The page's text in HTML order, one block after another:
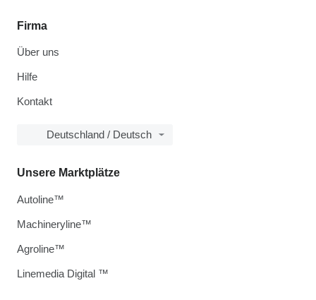
Firma
Über uns
Hilfe
Kontakt
Deutschland / Deutsch
Unsere Marktplätze
Autoline™
Machineryline™
Agroline™
Linemedia Digital ™